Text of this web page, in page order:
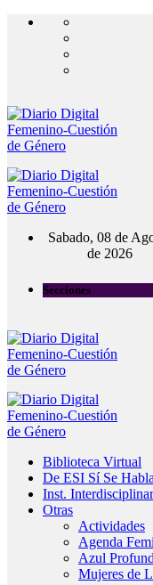
Sabado, 08 de
de 2026
Secciones
Biblioteca Virtual
De ESI Sí Se Habla
Inst.
Otras
Actividades
Agenda
Azul
Mujeres de